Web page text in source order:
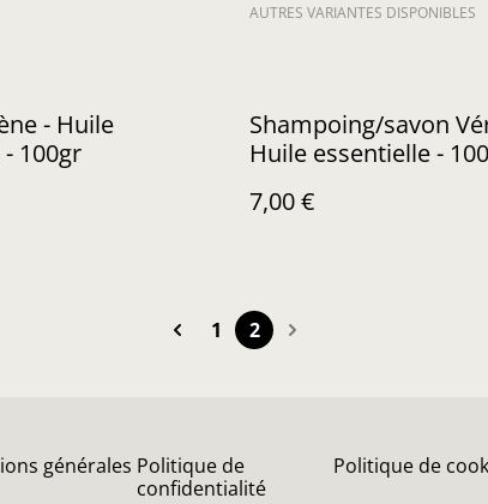
AUTRES VARIANTES DISPONIBLES
- Huile
100gr
Shampoing/savon
Huile essentielle -
7,00 €
1 2
générales Politique de
confidentialité
Politique de